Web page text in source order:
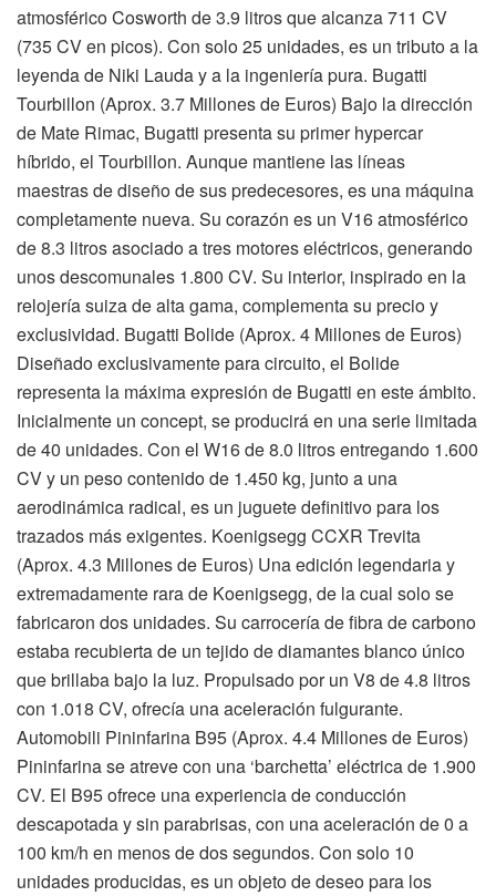
atmosférico Cosworth de 3.9 litros que alcanza 711 CV
(735 CV en picos). Con solo 25 unidades, es un tributo a la
leyenda de Niki Lauda y a la ingeniería pura. Bugatti
Tourbillon (Aprox. 3.7 Millones de Euros) Bajo la dirección
de Mate Rimac, Bugatti presenta su primer hypercar
híbrido, el Tourbillon. Aunque mantiene las líneas
maestras de diseño de sus predecesores, es una máquina
completamente nueva. Su corazón es un V16 atmosférico
de 8.3 litros asociado a tres motores eléctricos, generando
unos descomunales 1.800 CV. Su interior, inspirado en la
relojería suiza de alta gama, complementa su precio y
exclusividad. Bugatti Bolide (Aprox. 4 Millones de Euros)
Diseñado exclusivamente para circuito, el Bolide
representa la máxima expresión de Bugatti en este ámbito.
Inicialmente un concept, se producirá en una serie limitada
de 40 unidades. Con el W16 de 8.0 litros entregando 1.600
CV y un peso contenido de 1.450 kg, junto a una
aerodinámica radical, es un juguete definitivo para los
trazados más exigentes. Koenigsegg CCXR Trevita
(Aprox. 4.3 Millones de Euros) Una edición legendaria y
extremadamente rara de Koenigsegg, de la cual solo se
fabricaron dos unidades. Su carrocería de fibra de carbono
estaba recubierta de un tejido de diamantes blanco único
que brillaba bajo la luz. Propulsado por un V8 de 4.8 litros
con 1.018 CV, ofrecía una aceleración fulgurante.
Automobili Pininfarina B95 (Aprox. 4.4 Millones de Euros)
Pininfarina se atreve con una ‘barchetta’ eléctrica de 1.900
CV. El B95 ofrece una experiencia de conducción
descapotada y sin parabrisas, con una aceleración de 0 a
100 km/h en menos de dos segundos. Con solo 10
unidades producidas, es un objeto de deseo para los